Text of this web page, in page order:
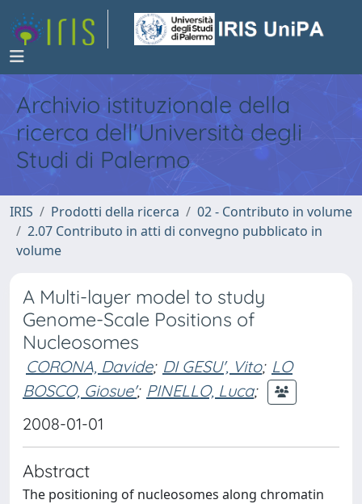
Archivio istituzionale della
ricerca dell'Università degli
Studi di Palermo
IRIS Prodotti della ricerca
02 - Contributo in volume
2.07 Contributo in atti di convegno pubblicato in
volume
A Multi-layer model to study
Genome-Scale Positions of
Nucleosomes
CORONA, Davide; DI GESU', Vito; LO
BOSCO, Giosue'; PINELLO, Luca;
2008-01-01
Abstract
The positioning of nucleosomes along chromatin